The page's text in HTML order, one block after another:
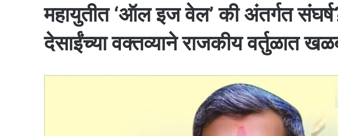
महायुतीत ‘ऑल इज वेल’ की अंतर्गत
देसाईंच्या वक्तव्याने राजकीय वर्तुळात